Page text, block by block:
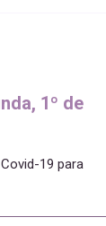
1º de
19 para